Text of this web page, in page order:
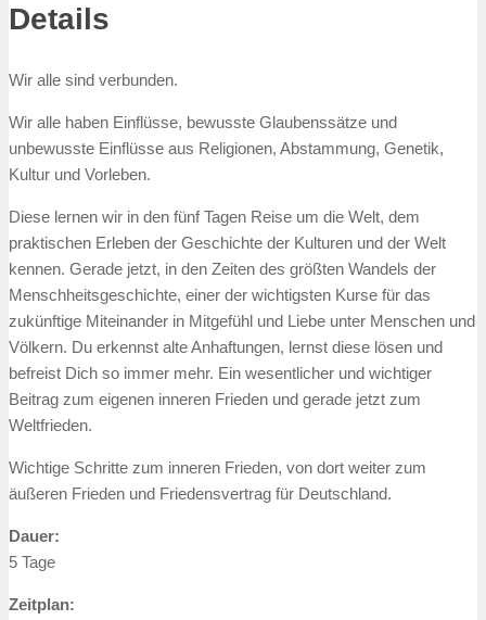
Details
Wir alle sind verbunden.
Wir alle haben Einflüsse, bewusste Glaubenssätze und
unbewusste Einflüsse aus Religionen, Abstammung, Genetik,
Kultur und Vorleben.
Diese lernen wir in den fünf Tagen Reise um die Welt, dem
praktischen Erleben der Geschichte der Kulturen und der Welt
kennen. Gerade jetzt, in den Zeiten des größten Wandels der
Menschheitsgeschichte, einer der wichtigsten Kurse für das
zukünftige Miteinander in Mitgefühl und Liebe unter Menschen und
Völkern. Du erkennst alte Anhaftungen, lernst diese lösen und
befreist Dich so immer mehr. Ein wesentlicher und wichtiger
Beitrag zum eigenen inneren Frieden und gerade jetzt zum
Weltfrieden.
Wichtige Schritte zum inneren Frieden, von dort weiter zum
äußeren Frieden und Friedensvertrag für Deutschland.
Dauer:
5 Tage
Zeitplan: